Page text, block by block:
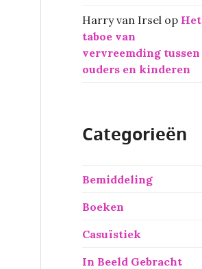
Harry van Irsel op Het
taboe van
vervreemding tussen
ouders en kinderen
Categorieën
Bemiddeling
Boeken
Casuïstiek
In Beeld Gebracht